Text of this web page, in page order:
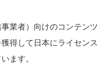
業者）向けのコンテンツ
得して日本にライセンス
ます。